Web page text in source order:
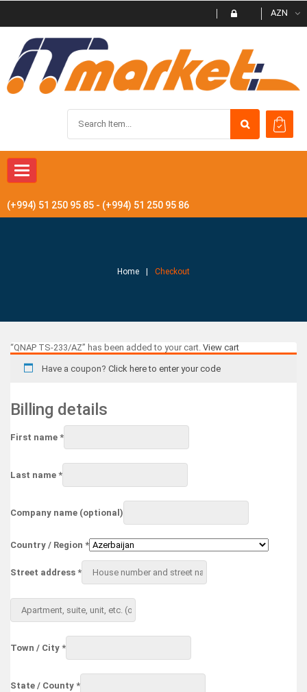
AZN
Toggle
navigation
(+994) 51 250 95 85 - (+994) 51 250 95 86
Home Checkout
“QNAP TS-233/AZ” has been added to your cart. View cart
Have a coupon? Click here to enter your code
Billing details
First name *
Last name *
Company name (optional)
Country / Region *
Street address *
Apartment,
suite,
unit,
(optional)
Town / City *
State / County *